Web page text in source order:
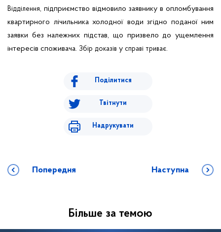
Відділення, підприємство відмовило заявнику в опломбування
квартирного лічильника холодної води згідно поданої ним
заявки без належних підстав, що призвело до ущемлення
інтересів споживача. Збір доказів у справі триває.
Поділитися
Твітнути
Надрукувати
Попередня Наступна
Більше за темою